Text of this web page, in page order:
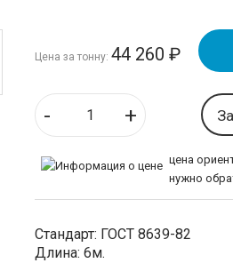
Цена за тонну: 44 260 ₽
- +
цена
нужно
Стандарт: ГОСТ 8639-82
Длина: 6м.